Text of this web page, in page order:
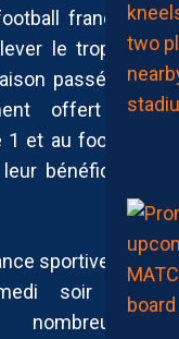
français.
le trophée
passée, le
offert un
et au football
bénéficie à
sportive, les
soir ont